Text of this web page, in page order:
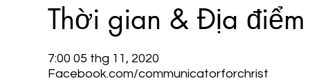
Thời gian & Địa điểm
7:00 05 thg 11, 2020
Facebook.com/communicatorforchrist